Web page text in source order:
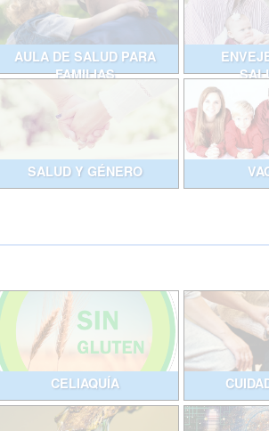
AULA DE SALUD PARA
FAMILIAS
SALUD Y GÉNERO
CELIAQUÍA